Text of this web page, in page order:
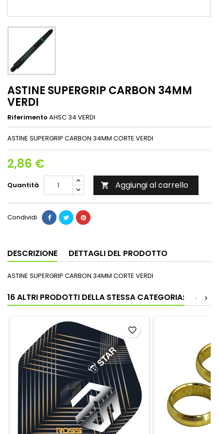
ASTINE SUPERGRIP CARBON 34MM
VERDI
Riferimento AHSC 34 VERDI
ASTINE SUPERGRIP CARBON 34MM CORTE VERDI
2,86 €
Quantità  Aggiungi al carrello
Condividi
DESCRIZIONE DETTAGLI DEL PRODOTTO
ASTINE SUPERGRIP CARBON 34MM CORTE VERDI
16 ALTRI PRODOTTI DELLA STESSA CATEGORIA: >
<
favorite_border